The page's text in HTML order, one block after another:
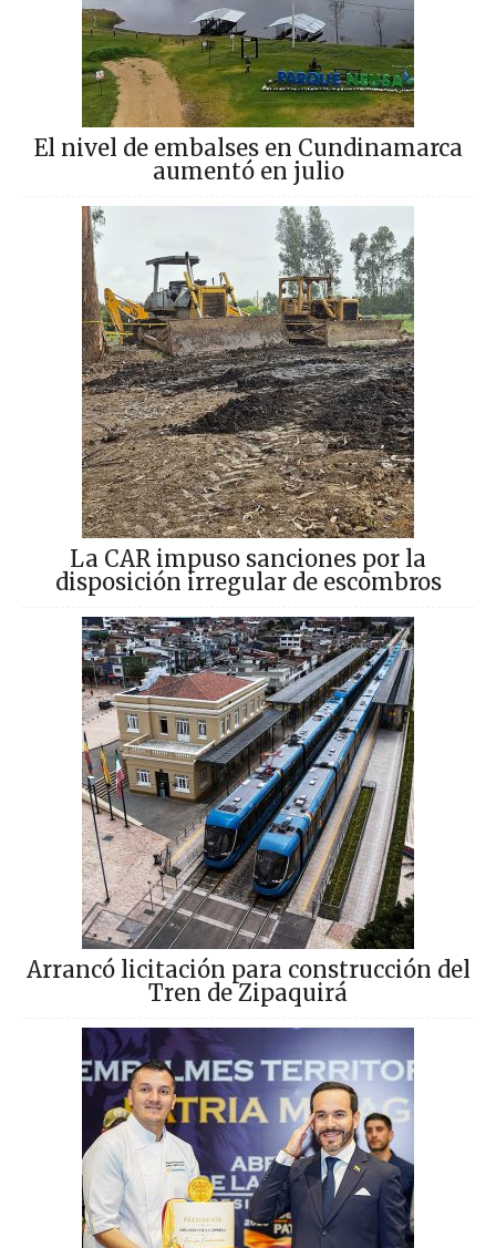
El nivel de embalses en Cundinamarca
aumentó en julio
La CAR impuso sanciones por la
disposición irregular de escombros
Arrancó licitación para construcción del
Tren de Zipaquirá